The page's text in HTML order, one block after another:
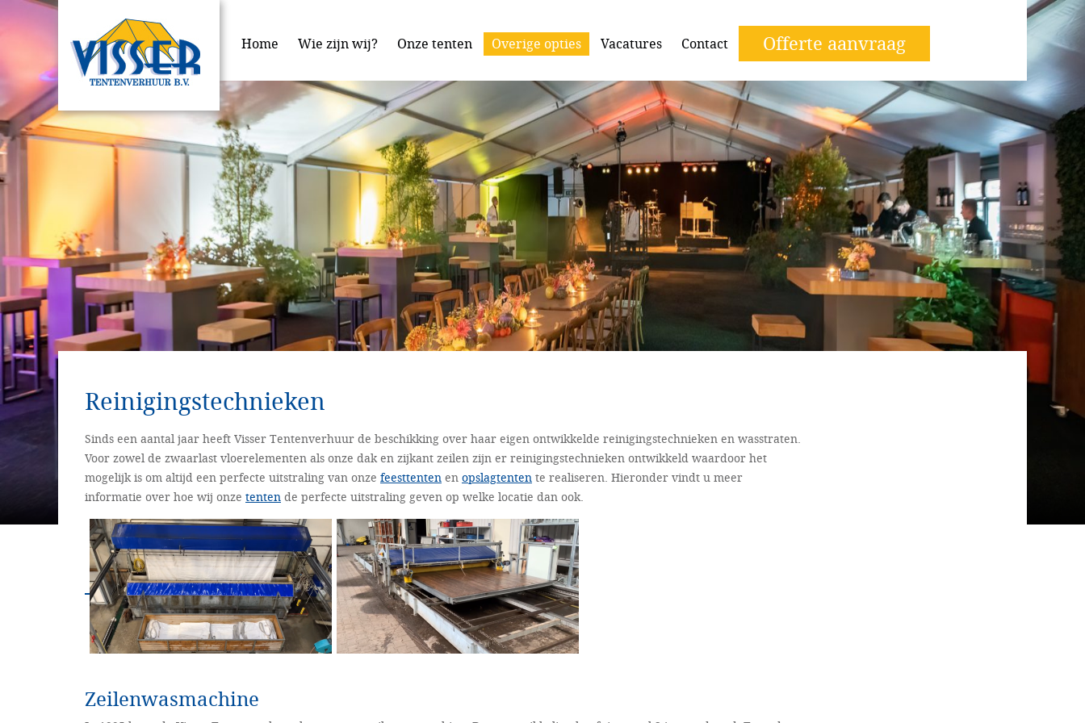
Offerte aanvraag
Reinigingstechnieken
Sinds een aantal jaar heeft Visser Tentenverhuur de beschikking over haar eigen ontwikkelde reinigingstechnieken en wasstraten.
Voor zowel de zwaarlast vloerelementen als onze dak en zijkant zeilen zijn er reinigingstechnieken ontwikkeld waardoor het
mogelijk is om altijd een perfecte uitstraling van onze feesttentenen opslagtentente realiseren. Hieronder vindt u meer
informatie over hoe wij onze tentende perfecte uitstraling geven op welke locatie dan ook.
Zeilenwasmachine
Home Wie zijn wij? Onze tenten Overige opties Vacatures Contact